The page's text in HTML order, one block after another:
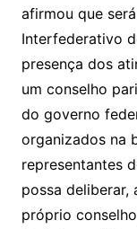
afirmou que
Interfederativo
presença dos
um conselho
do governo
organizados na
representantes
possa
próprio